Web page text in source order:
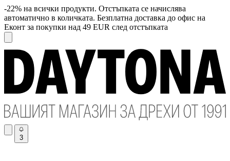
-22% на всички продукти. Отстъпката се начислява
автоматично в количката. Безплатна доставка до офис на
Еконт за покупки над 49 EUR след отстъпката
3